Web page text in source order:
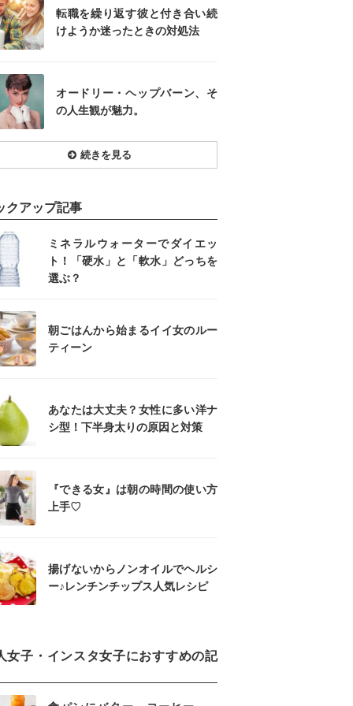
転職を繰り返す彼と付き合い続
けようか迷ったときの対処法
オードリー・ヘップバーン、そ
の人生観が魅力。
続きを見る
クアップ記事
ミネラルウォーターでダイエッ
ト！「硬水」と「軟水」どっちを
選ぶ？
朝ごはんから始まるイイ女のルー
ティーン
あなたは大丈夫？女性に多い洋ナ
シ型！下半身太りの原因と対策
『できる女』は朝の時間の使い方
上手♡
揚げないからノンオイルでヘルシ
ー♪レンチンチップス人気レシピ
女子・インスタ女子におすすめの記